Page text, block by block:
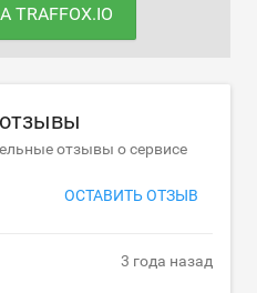
отзывы о сервисе
ОСТАВИТЬ ОТЗЫВ
3 года назад